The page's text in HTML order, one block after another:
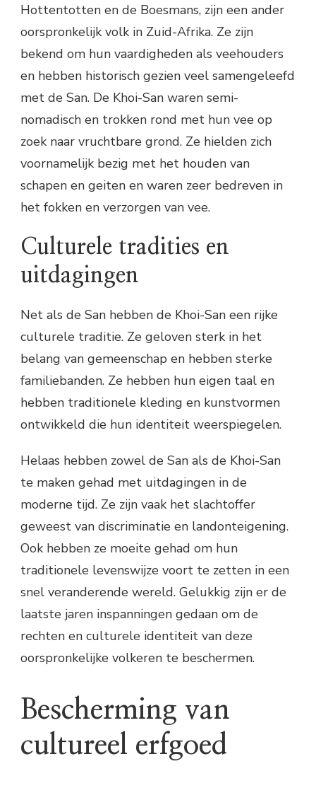
Hottentotten en de Boesmans, zijn een ander
oorspronkelijk volk in Zuid-Afrika. Ze zijn
bekend om hun vaardigheden als veehouders
en hebben historisch gezien veel samengeleefd
met de San. De Khoi-San waren semi-
nomadisch en trokken rond met hun vee op
zoek naar vruchtbare grond. Ze hielden zich
voornamelijk bezig met het houden van
schapen en geiten en waren zeer bedreven in
het fokken en verzorgen van vee.
Culturele tradities en
uitdagingen
Net als de San hebben de Khoi-San een rijke
culturele traditie. Ze geloven sterk in het
belang van gemeenschap en hebben sterke
familiebanden. Ze hebben hun eigen taal en
hebben traditionele kleding en kunstvormen
ontwikkeld die hun identiteit weerspiegelen.
Helaas hebben zowel de San als de Khoi-San
te maken gehad met uitdagingen in de
moderne tijd. Ze zijn vaak het slachtoffer
geweest van discriminatie en landonteigening.
Ook hebben ze moeite gehad om hun
traditionele levenswijze voort te zetten in een
snel veranderende wereld. Gelukkig zijn er de
laatste jaren inspanningen gedaan om de
rechten en culturele identiteit van deze
oorspronkelijke volkeren te beschermen.
Bescherming van
cultureel erfgoed